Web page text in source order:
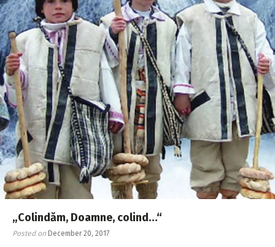
„Colindăm, Doamne, colind…“
Posted on December 20, 2017